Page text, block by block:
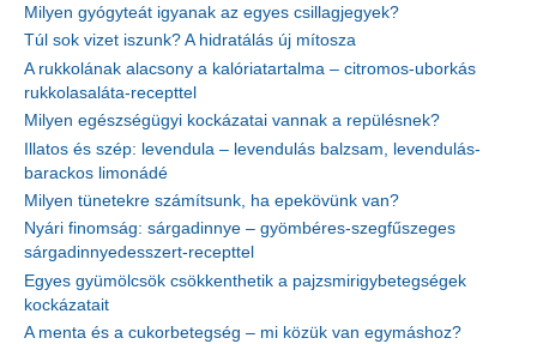
Milyen gyógyteát igyanak az egyes csillagjegyek?
Túl sok vizet iszunk? A hidratálás új mítosza
A rukkolának alacsony a kalóriatartalma – citromos-uborkás
rukkolasaláta-recepttel
Milyen egészségügyi kockázatai vannak a repülésnek?
Illatos és szép: levendula – levendulás balzsam, levendulás-
barackos limonádé
Milyen tünetekre számítsunk, ha epekövünk van?
Nyári finomság: sárgadinnye – gyömbéres-szegfűszeges
sárgadinnyedesszert-recepttel
Egyes gyümölcsök csökkenthetik a pajzsmirigybetegségek
kockázatait
A menta és a cukorbetegség – mi közük van egymáshoz?